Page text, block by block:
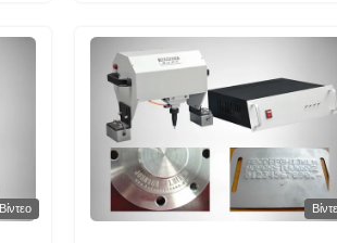
Βίντεο